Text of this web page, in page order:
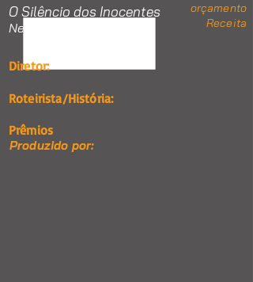
orçamento
Receita
O Silêncio dos Inocentes
Nenhum item.
Diretor:
Roteirista/História:
Prêmios
Produzido por: